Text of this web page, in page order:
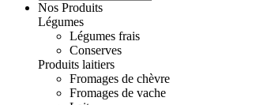
Nos Produits
Légumes
Légumes frais
Conserves
Produits laitiers
Fromages de chèvre
Fromages de vache